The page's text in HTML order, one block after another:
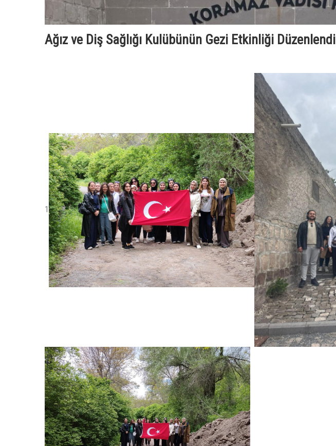
Ağız ve Diş Sağlığı Kulübünün Gezi Etkinliği Düzenlendi
1